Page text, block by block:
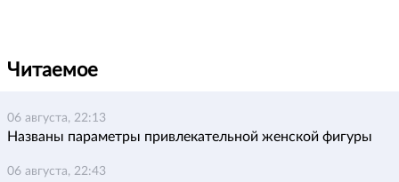
Читаемое
06 августа, 22:13
Названы параметры привлекательной женской фигуры
06 августа, 22:43